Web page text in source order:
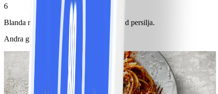
6
Blanda ner fisken och toppa med hackad persilja.
Andra gillade också